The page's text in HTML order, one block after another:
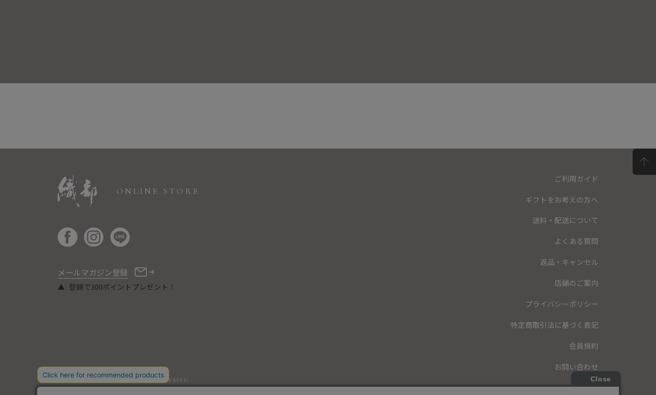
ONLINE STORE
メールマガジン登録
登録で300ポイントプレゼント！
ご利用ガイド
ギフトをお考えの方へ
送料・配送について
よくある質問
返品・キャンセル
店舗のご案内
プライバシーポリシー
特定商取引法に基づく表記
会員規約
お問い合わせ
COPYRIGHT © ORIBE ALL RIGHTS RESERVED.